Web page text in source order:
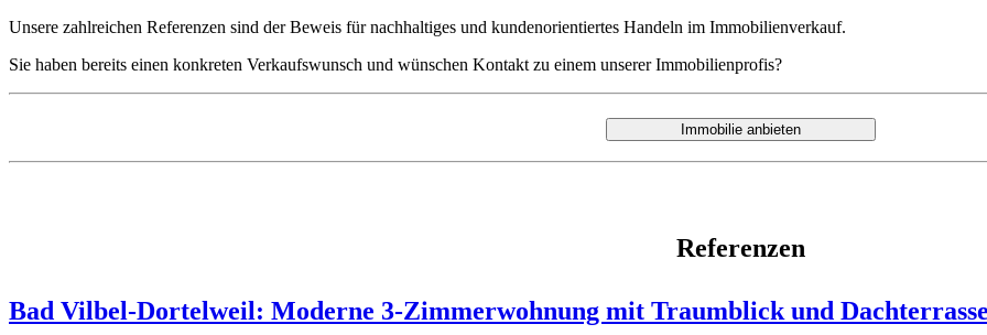
Unsere zahlreichen Referenzen sind der Beweis für nachhaltiges und kundenorientiertes Handeln im Immobilienverkauf.
Sie haben bereits einen konkreten Verkaufswunsch und wünschen Kontakt zu einem unserer Immobilienprofis?
Referenzen
Bad Vilbel-Dortelweil: Moderne 3-Zimmerwohnung mit Traumblick und